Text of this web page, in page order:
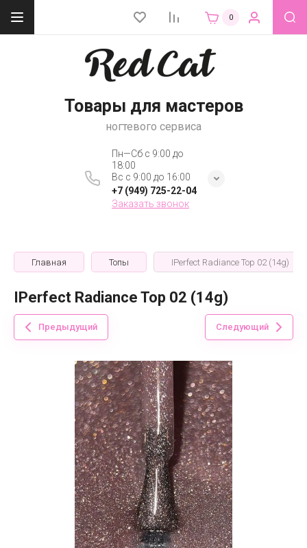
0
Товары для мастеров
ногтевого сервиса
Пн—Сб с 9:00 до
18:00
Вс с 9:00 до 16:00
+7 (949) 725-22-04
Заказать звонок
Главная Топы IPerfect Radiance Top 02 (14g)
IPerfect Radiance Top 02 (14g)
Предыдущий Следующий